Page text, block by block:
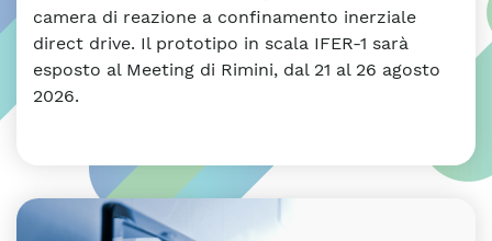
camera di reazione a confinamento inerziale
direct drive. Il prototipo in scala IFER-1 sarà
esposto al Meeting di Rimini, dal 21 al 26 agosto
2026.